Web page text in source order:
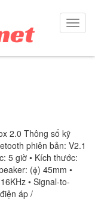
2.0 Thông số kỹ
phiên bản: V2.1
5 giờ • Kích thước:
(ɸ) 45mm •
• Signal-to-
áp /